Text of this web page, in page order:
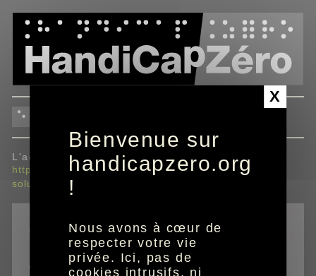
L'adresse envoyée sera :
https://www.handicapzero.org/assurance/macif/des-
solutions-solidaires-de-mon-quotidien
* champs obligatoires
email de votre ami
X
Bienvenue sur
handicapzero.org
!
Nous avons à cœur de
respecter votre vie
privée. Ici, pas de
cookies intrusifs, ni